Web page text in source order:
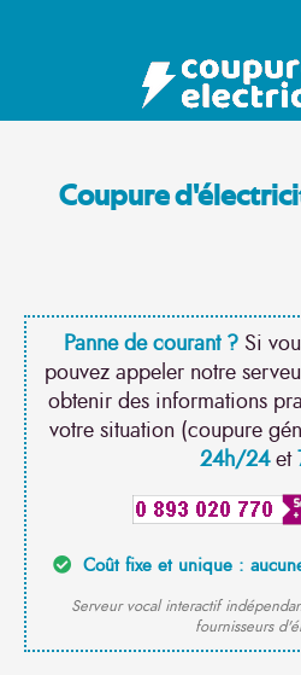
Coupure
Panne de courant ?Si
pouvez appeler notre
obtenir des informations
votre situation (coupure
24h/24et
Coût fixe et unique :
Serveur vocal interactif
fournisseurs